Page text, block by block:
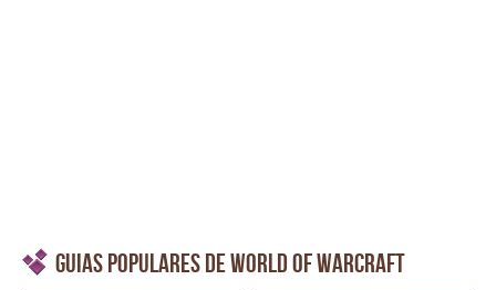
Guias Populares de World of Warcraft